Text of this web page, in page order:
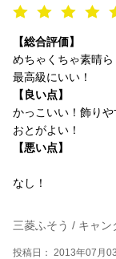
【総合評価】
めちゃくちゃ素晴ら
最高級にいい！
【良い点】
かっこいい！飾りや
おとがよい！
【悪い点】
なし！
三菱ふそう / キャン
投稿日： 2013年07月